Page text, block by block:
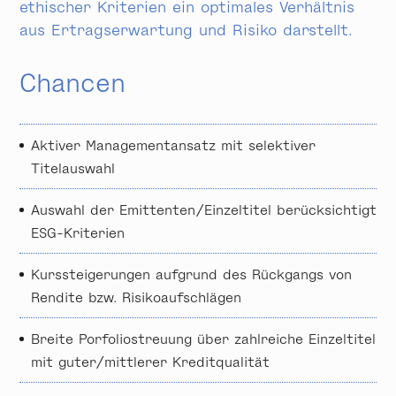
ethischer Kriterien ein optimales Verhältnis
aus Ertrags­erwartung und Risiko darstellt.
Chancen
Aktiver Managementansatz mit selektiver
Titelauswahl
Auswahl der Emittenten/Einzeltitel berücksichtigt
ESG-Kriterien
Kurssteigerungen aufgrund des Rückgangs von
Rendite bzw. Risiko­aufschlägen
Breite Porfoliostreuung über zahlreiche Einzeltitel
mit guter/mittlerer Kredit­qualität